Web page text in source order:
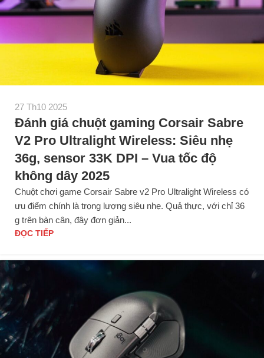
27 Th10 2025
Đánh giá chuột gaming Corsair Sabre
V2 Pro Ultralight Wireless: Siêu nhẹ
36g, sensor 33K DPI – Vua tốc độ
không dây 2025
Chuột chơi game Corsair Sabre v2 Pro Ultralight Wireless có
ưu điểm chính là trọng lượng siêu nhẹ. Quả thực, với chỉ 36
g trên bàn cân, đây đơn giản...
ĐỌC TIẾP